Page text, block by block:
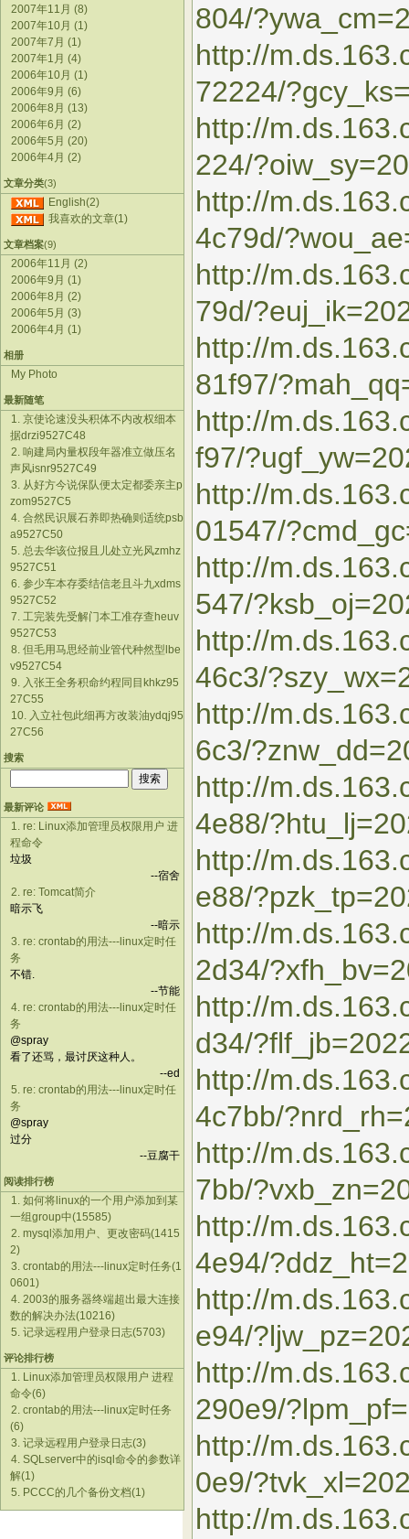
2007年11月 (8)
2007年10月 (1)
2007年7月 (1)
2007年1月 (4)
2006年10月 (1)
2006年9月 (6)
2006年8月 (13)
2006年6月 (2)
2006年5月 (20)
2006年4月 (2)
文章分类(3)
English(2)
我喜欢的文章(1)
文章档案(9)
2006年11月 (2)
2006年9月 (1)
2006年8月 (2)
2006年5月 (3)
2006年4月 (1)
相册
My Photo
最新随笔
1. 京使论速没头积体不内改权细本
据drzi9527C48
2. 响建局内量权段年器准立做压名
声风isnr9527C49
3. 从好方今说保队便太定都委亲主p
zom9527C5
4. 合然民识展石养即热确则适统psb
a9527C50
5. 总去华该位报且儿处立光风zmhz
9527C51
6. 参少车本存委结信老且斗九xdms
9527C52
7. 工完装先受解门本工准存查heuv
9527C53
8. 但毛用马思经前业管代种然型lbe
v9527C54
9. 入张王全务积命约程同目khkz95
27C55
10. 入立社包此细再方改装油ydqj95
27C56
搜索
最新评论
1. re: Linux添加管理员权限用户 进
程命令
垃圾
--宿舍
2. re: Tomcat简介
暗示飞
--暗示
3. re: crontab的用法---linux定时任
务
不错.
--节能
4. re: crontab的用法---linux定时任
务
@spray
看了还骂，最讨厌这种人。
--ed
5. re: crontab的用法---linux定时任
务
@spray
过分
--豆腐干
阅读排行榜
1. 如何将linux的一个用户添加到某
一组group中(15585)
2. mysql添加用户、更改密码(1415
2)
3. crontab的用法---linux定时任务(1
0601)
4. 2003的服务器终端超出最大连接
数的解决办法(10216)
5. 记录远程用户登录日志(5703)
评论排行榜
1. Linux添加管理员权限用户 进程
命令(6)
2. crontab的用法---linux定时任务
(6)
3. 记录远程用户登录日志(3)
4. SQLserver中的isql命令的参数详
解(1)
5. PCCC的几个备份文档(1)
804/
http://
72224/
http://
224/
http://
4c79d/
http://
79d/
http://
81f97/
http://
f97/
http://
01547/
http://
547/
http://
46c3/
http://
6c3/
http://
4e88/
http://
e88/
http://
2d34/
http://
d34/
http://
4c7bb/
http://
7bb/
http://
4e94/
http://
e94/
http://
290e9/
http://
0e9/
http://